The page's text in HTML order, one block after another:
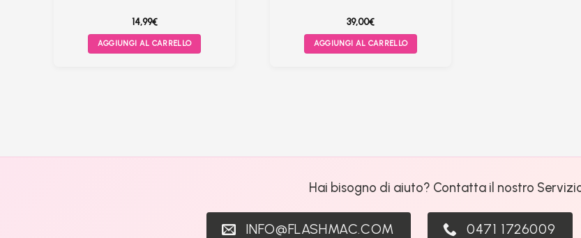
14,99€
AGGIUNGI AL CARRELLO
39,00€
AGGIUNGI AL CARRELLO
Hai bisogno di aiuto? Contatta il nostro
INFO@FLASHMAC.COM 0471 1726009